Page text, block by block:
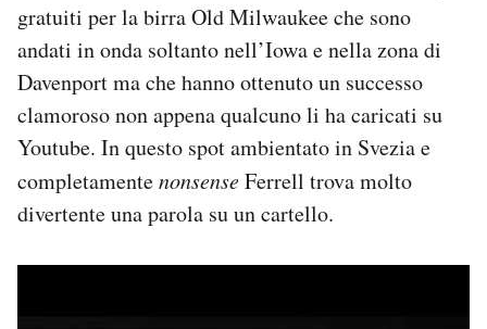
gratuiti per la birra Old Milwaukee che sono
andati in onda soltanto nell’Iowa e nella zona di
Davenport ma che hanno ottenuto un successo
clamoroso non appena qualcuno li ha caricati su
Youtube. In questo spot ambientato in Svezia e
completamentenonsenseFerrell trova molto
divertente una parola su un cartello.